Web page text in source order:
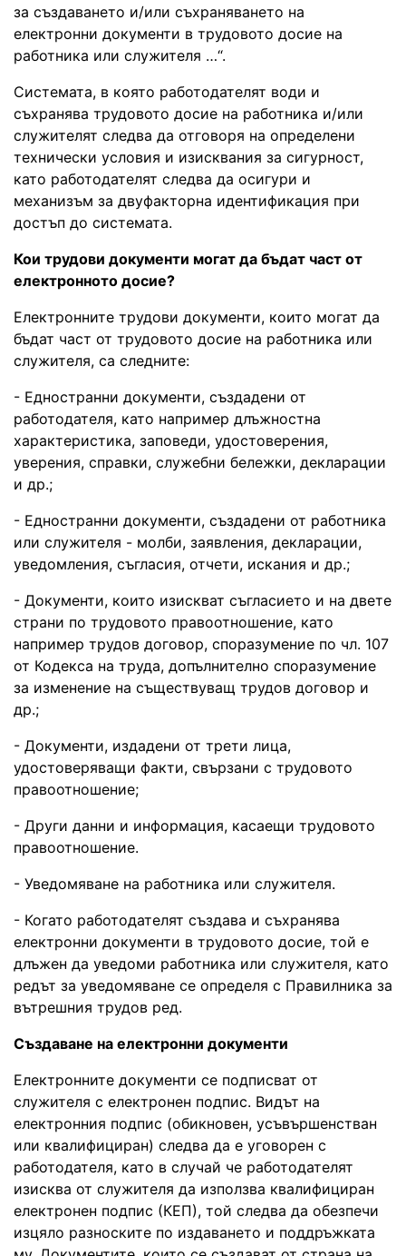
за създаването и/или съхраняването на
електронни документи в трудовото досие на
работника или служителя …“.
Системата, в която работодателят води и
съхранява трудовото досие на работника и/или
служителят следва да отговоря на определени
технически условия и изисквания за сигурност,
като работодателят следва да осигури и
механизъм за двуфакторна идентификация при
достъп до системата.
Кои трудови документи могат да бъдат част от
електронното досие?
Електронните трудови документи, които могат да
бъдат част от трудовото досие на работника или
служителя, са следните:
- Едностранни документи, създадени от
работодателя, като например длъжностна
характеристика, заповеди, удостоверения,
уверения, справки, служебни бележки, декларации
и др.;
- Едностранни документи, създадени от работника
или служителя - молби, заявления, декларации,
уведомления, съгласия, отчети, искания и др.;
- Документи, които изискват съгласието и на двете
страни по трудовото правоотношение, като
например трудов договор, споразумение по чл. 107
от Кодекса на труда, допълнително споразумение
за изменение на съществуващ трудов договор и
др.;
- Документи, издадени от трети лица,
удостоверяващи факти, свързани с трудовото
правоотношение;
- Други данни и информация, касаещи трудовото
правоотношение.
- Уведомяване на работника или служителя.
- Когато работодателят създава и съхранява
електронни документи в трудовото досие, той е
длъжен да уведоми работника или служителя, като
редът за уведомяване се определя с Правилника за
вътрешния трудов ред.
Създаване на електронни документи
Електронните документи се подписват от
служителя с електронен подпис. Видът на
електронния подпис (обикновен, усъвършенстван
или квалифициран) следва да е уговорен с
работодателя, като в случай че работодателят
изисква от служителя да използва квалифициран
електронен подпис (КЕП), той следва да обезпечи
изцяло разноските по издаването и поддръжката